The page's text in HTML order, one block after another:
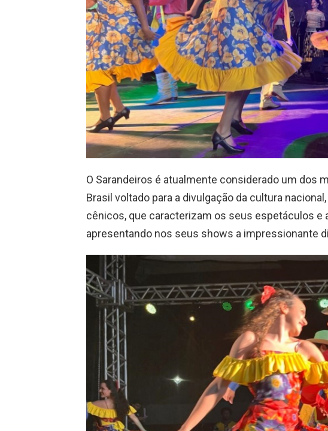
O Sarandeiros é atualmente considerado um dos
Brasil voltado para a divulgação da cultura
cênicos, que caracterizam os seus espetáculos e
apresentando nos seus shows a impressionante